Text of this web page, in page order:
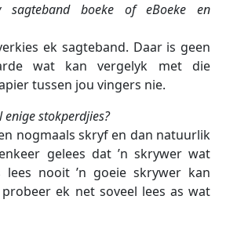
sagteband boeke of eBoeke en
ek sagteband. Daar is geen
wat kan vergelyk met die
tussen jou vingers nie.
enige stokperdjies?
nogmaals skryf en dan natuurlik
gelees dat ’n skrywer wat
nooit ’n goeie skrywer kan
ek net soveel lees as wat